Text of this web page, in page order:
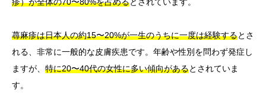
蕁麻疹は日本人の約15〜20%が一生のうちに一度は経験するとさ
れる、非常に一般的な皮膚疾患です。年齢や性別を問わず発症し
ますが、 特に20〜40代の女性に多い傾向があるとされていま
す。